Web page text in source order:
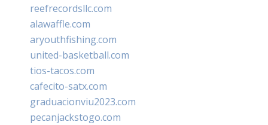
reefrecordsllc.com
alawaffle.com
aryouthfishing.com
united-basketball.com
tios-tacos.com
cafecito-satx.com
graduacionviu2023.com
pecanjackstogo.com